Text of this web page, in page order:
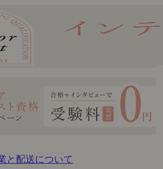
と配送について